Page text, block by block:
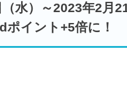
水）～2023年2月
ポイント+5倍に！